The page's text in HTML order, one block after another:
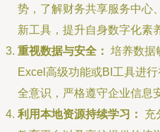
势，了解财务共享服务中心
新工具，提升自身数字化素
重视数据与安全： 培养数据
Excel高级功能或BI工具进
全意识，严格遵守企业信息
利用本地资源持续学习：
充